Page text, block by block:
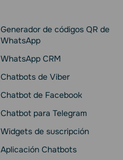
Generador de códigos QR de
WhatsApp
WhatsApp CRM
Chatbots de Viber
Chatbot de Facebook
Chatbot para Telegram
Widgets de suscripción
Aplicación Chatbots